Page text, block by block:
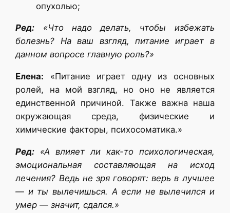
опухолью;
Ред: «Что надо делать, чтобы избежать
болезнь? На ваш взгляд, питание играет в
данном вопросе главную роль?»
Елена: «Питание играет одну из основных
ролей, на мой взгляд, но оно не является
единственной причиной. Также важна наша
окружающая среда, физические и
химические факторы, психосоматика.»
Ред: «А влияет ли как-то психологическая,
эмоциональная составляющая на исход
лечения? Ведь не зря говорят: верь в лучшее
— и ты вылечишься. А если не вылечился и
умер — значит, сдался.»